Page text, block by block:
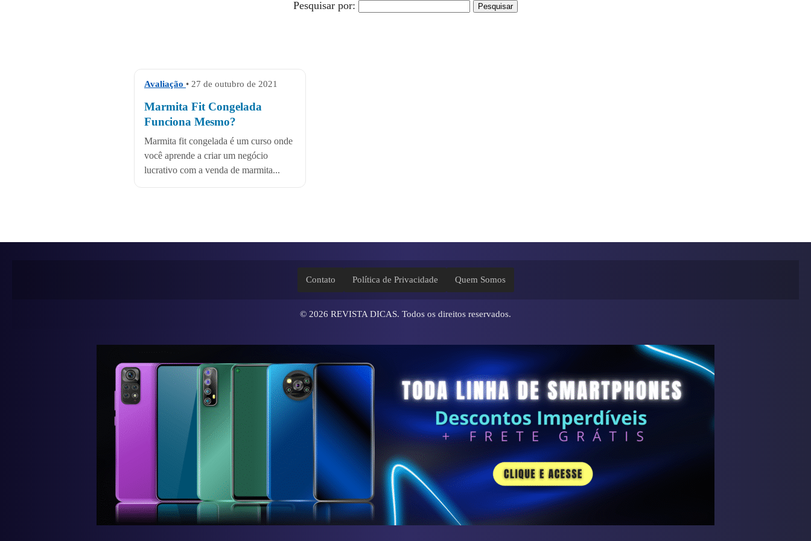
Pesquisar por:
Avaliação • 27 de outubro de 2021
Marmita Fit Congelada
Funciona Mesmo?
Marmita fit congelada é um curso onde
você aprende a criar um negócio
lucrativo com a venda de marmita...
Contato Política de Privacidade Quem Somos
© 2026 REVISTA DICAS. Todos os direitos reservados.